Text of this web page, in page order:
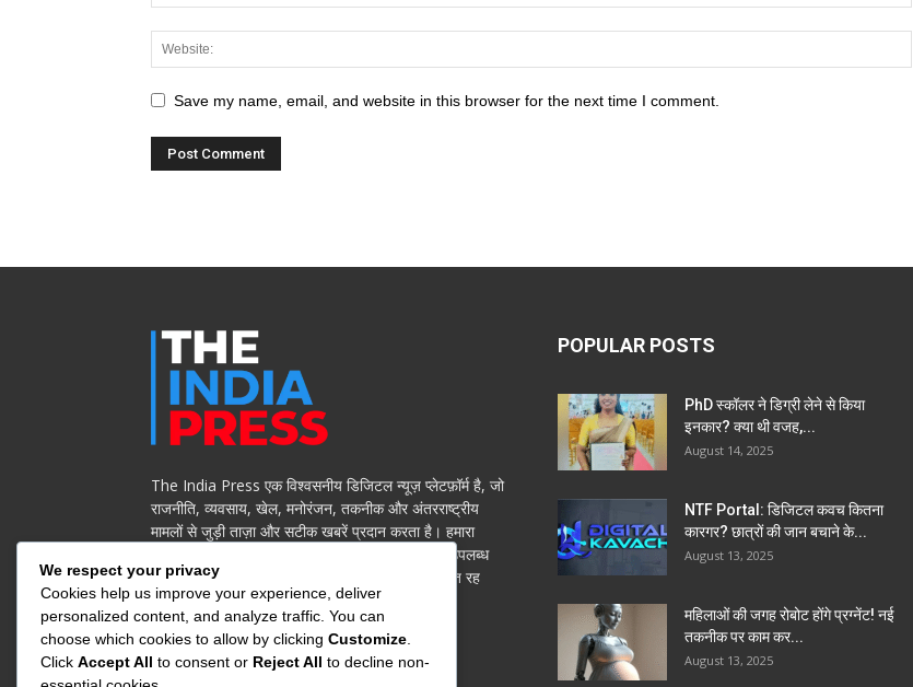
Save my name, email, and website in this browser for the next time I comment.
The India Press एक विश्वसनीय डिजिटल न्यूज़ प्लेटफ़ॉर्म है, जो
राजनीति, व्यवसाय, खेल, मनोरंजन, तकनीक और अंतरराष्ट्रीय
मामलों से जुड़ी ताज़ा और सटीक खबरें प्रदान करता है। हमारा
मिशन है पाठकों को निष्पक्ष, सत्यापित और गहन जानकारी उपलब्ध
कराना, ताकि वे दुनिया भर की हर महत्वपूर्ण घटना से अवगत रह
सकें।
Contact us:jbt@roammediasolutions.com
POPULAR POSTS
PhD स्कॉलर ने डिग्री लेने से किया
इनकार? क्या थी वजह,...
August 14, 2025
NTF Portal: डिजिटल कवच कितना
कारगर? छात्रों की जान बचाने के...
August 13, 2025
महिलाओं की जगह रोबोट होंगे प्रग्नेंट! नई
तकनीक पर काम कर...
August 13, 2025
We respect your privacy
Cookies help us improve your experience, deliver
personalized content, and analyze traffic. You can
choose which cookies to allow by clicking Customize.
Click Accept All to consent or Reject All to decline non-